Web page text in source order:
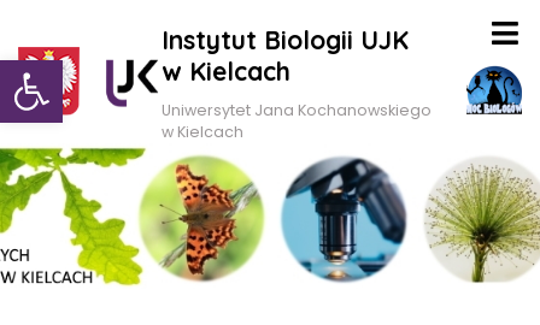
Otwórz pasek narzędzi
Instytut Biologii UJK
w Kielcach
Uniwersytet Jana Kochanowskiego
w Kielcach